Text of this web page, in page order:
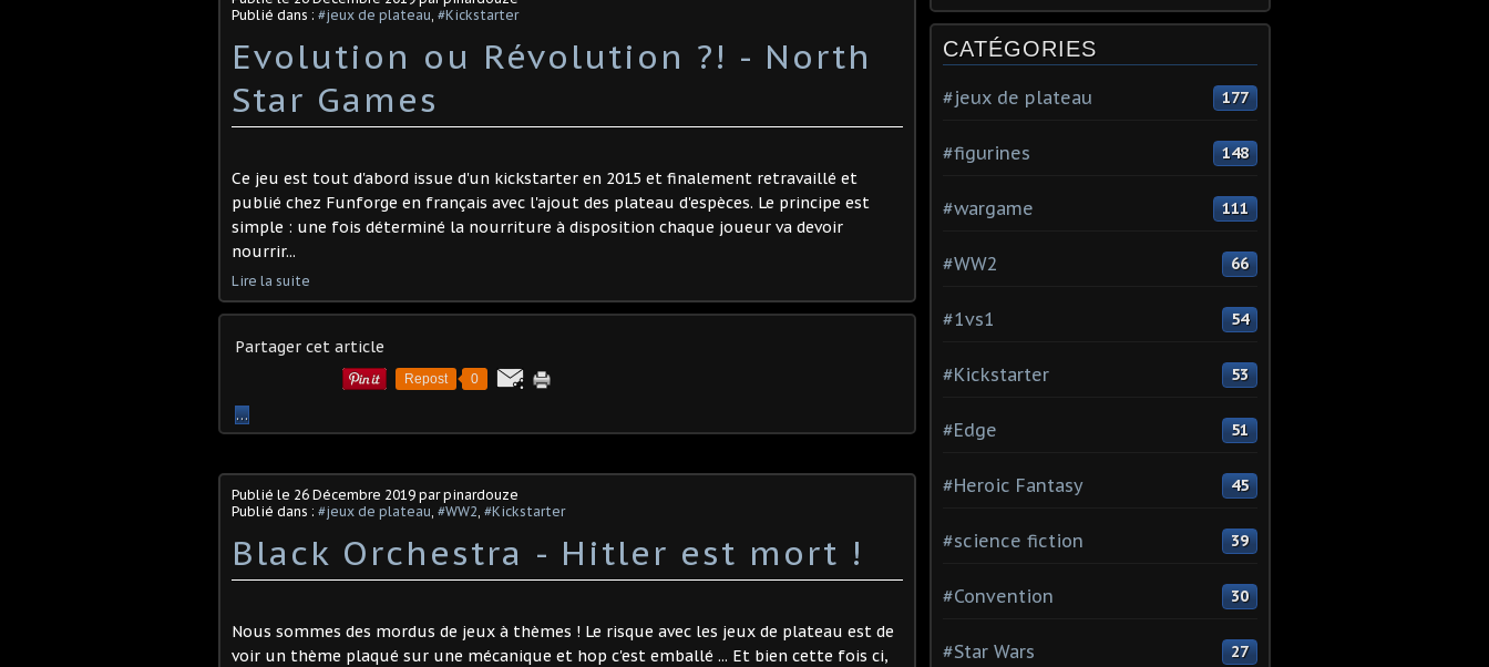
Publié dans : #jeux de plateau, #Kickstarter
Evolution ou Révolution ?! - North
Star Games
Ce jeu est tout d'abord issue d'un kickstarter en 2015 et finalement retravaillé et
publié chez Funforge en français avec l'ajout des plateau d'espèces. Le principe est
simple : une fois déterminé la nourriture à disposition chaque joueur va devoir
nourrir...
Lire la suite
Partager cet article
Repost 0
…
Publié le 26 Décembre 2019 par pinardouze
Publié dans : #jeux de plateau, #WW2, #Kickstarter
Black Orchestra - Hitler est mort !
Nous sommes des mordus de jeux à thèmes ! Le risque avec les jeux de plateau est de
voir un thème plaqué sur une mécanique et hop c'est emballé ... Et bien cette fois ci,
CATÉGORIES
#jeux de plateau 177
#figurines 148
#wargame 111
#WW2 66
#1vs1 54
#Kickstarter 53
#Edge 51
#Heroic Fantasy 45
#science fiction 39
#Convention 30
#Star Wars 27